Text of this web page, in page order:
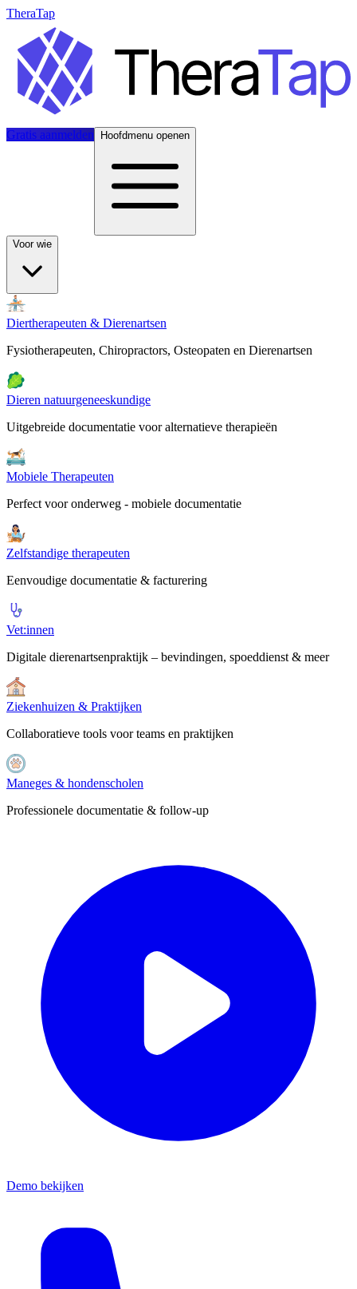
TheraTap
Gratis aanmelden Hoofdmenu openen
Voor wie
Diertherapeuten & Dierenartsen
Fysiotherapeuten, Chiropractors, Osteopaten en Dierenartsen
Dieren natuurgeneeskundige
Uitgebreide documentatie voor alternatieve therapieën
Mobiele Therapeuten
Perfect voor onderweg - mobiele documentatie
Zelfstandige therapeuten
Eenvoudige documentatie & facturering
Vet:innen
Digitale dierenartsenpraktijk – bevindingen, spoeddienst & meer
Ziekenhuizen & Praktijken
Collaboratieve tools voor teams en praktijken
Maneges & hondenscholen
Professionele documentatie & follow-up
Demo bekijken